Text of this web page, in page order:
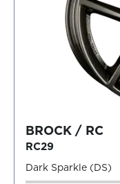
BROCK / RC
RC29
Dark Sparkle (DS)